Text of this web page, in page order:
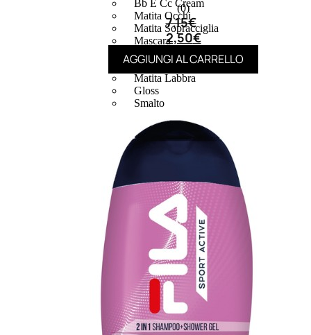
Bb E Cc Cream
Matita Occhi
Matita Sopracciglia
Mascara
Eyeliner
Rossetto
Matita Labbra
Gloss
Smalto
Solventi Unghie
Palette
occhi
Primer
occhi
(0)
7,15€
2,50€
AGGIUNGI AL CARRELLO